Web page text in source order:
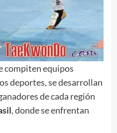
compiten equipos
deportes, se desarrollan
de cada región
, donde se enfrentan